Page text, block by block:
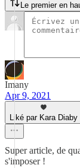
Le premier en
Imany
Apr 9, 2021
Liké par Kara Diaby
Super article, de
s'imposer !